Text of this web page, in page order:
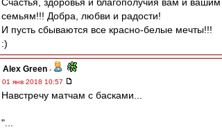
семьям!!! Добра, любви и радости!
И пусть сбываются все красно-белые мечты!!!
:)
Alex Green -
01 янв 2018 10:57
Навстречу матчам с басками...
"...